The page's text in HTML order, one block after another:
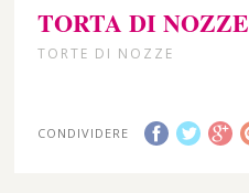
TORTA DI NOZZE
TORTE DI NOZZE
CONDIVIDERE